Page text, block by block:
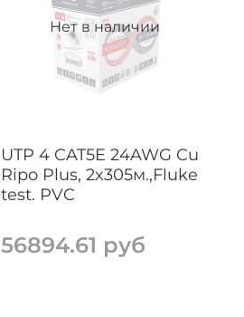
Нет в наличии
UTP 4 CAT5E 24AWG Cu
Ripo Plus, 2x305м.,Fluke
test. PVC
56894.61 руб